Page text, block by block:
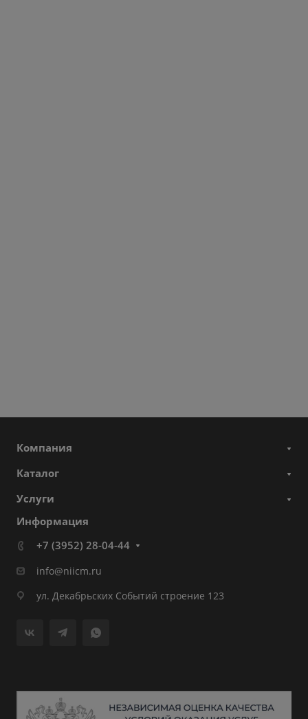
Компания
Каталог
Услуги
Информация
+7 (3952) 28-04-44
info@niicm.ru
ул. Декабрьских Событий строение 123